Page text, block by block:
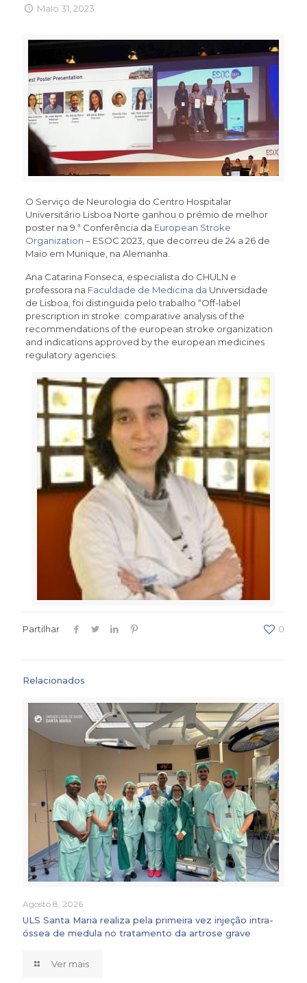
Maio 31, 2023
O Serviço de Neurologia do Centro Hospitalar
Universitário Lisboa Norte ganhou o prémio de melhor
poster na 9.ª Conferência da European Stroke
Organization – ESOC 2023, que decorreu de 24 a 26 de
Maio em Munique, na Alemanha.
Ana Catarina Fonseca, especialista do CHULN e
professora na Faculdade de Medicina da Universidade
de Lisboa, foi distinguida pelo trabalho “Off-label
prescription in stroke: comparative analysis of the
recommendations of the european stroke organization
and indications approved by the european medicines
regulatory agencies.
Partilhar 0
Relacionados
Agosto 8, 2026
ULS Santa Maria realiza pela primeira vez injeção intra-
óssea de medula no tratamento da artrose grave
Ver mais